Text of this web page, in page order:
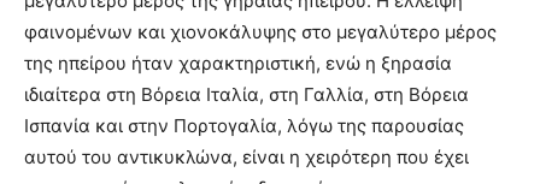
φαινομένων και χιονοκάλυψης στο μεγαλύτερο μέρος
της ηπείρου ήταν χαρακτηριστική, ενώ η ξηρασία
ιδιαίτερα στη Βόρεια Ιταλία, στη Γαλλία, στη Βόρεια
Ισπανία και στην Πορτογαλία, λόγω της παρουσίας
αυτού του αντικυκλώνα, είναι η χειρότερη που έχει